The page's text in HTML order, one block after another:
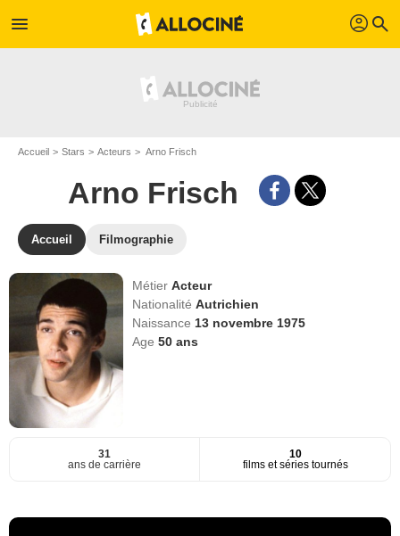
menu profil search
Accueil Stars Acteurs Arno Frisch
Arno Frisch
Accueil Filmographie
MétierActeur
NationalitéAutrichien
Naissance 13 novembre 1975
Age50 ans
31
ans de carrière
10
films et séries tournés